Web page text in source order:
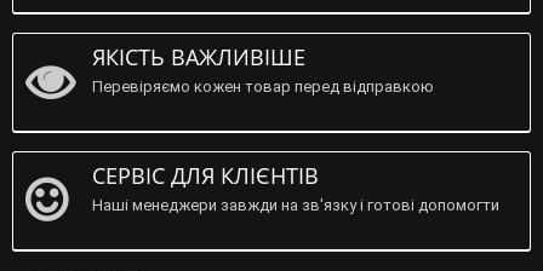
ЯКІСТЬ ВАЖЛИВІШЕ
Перевіряємо кожен товар перед відправкою
СЕРВІС ДЛЯ КЛІЄНТІВ
Наші менеджери завжди на зв'язку і готові допомогти